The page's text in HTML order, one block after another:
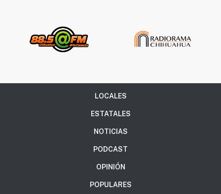
LOCALES
ESTATALES
NOTICIAS
PODCAST
OPINIÓN
POPULARES